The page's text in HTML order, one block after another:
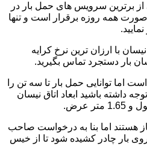
برترین سرویس های حمل بار در
همه روزه برقرار است و تنها
با ارزان ترین نرخ کرایه
بار دستجرد تماس بگیرید.
نیسان ها معمولا 2 تن است اما توانایی حمل بار تا سه تن را
داشته باشید ابعاد اتاق نیسان
هستند اما بنا به درخواست صاحب
روی بار چادر کشیده شود تا از خیس